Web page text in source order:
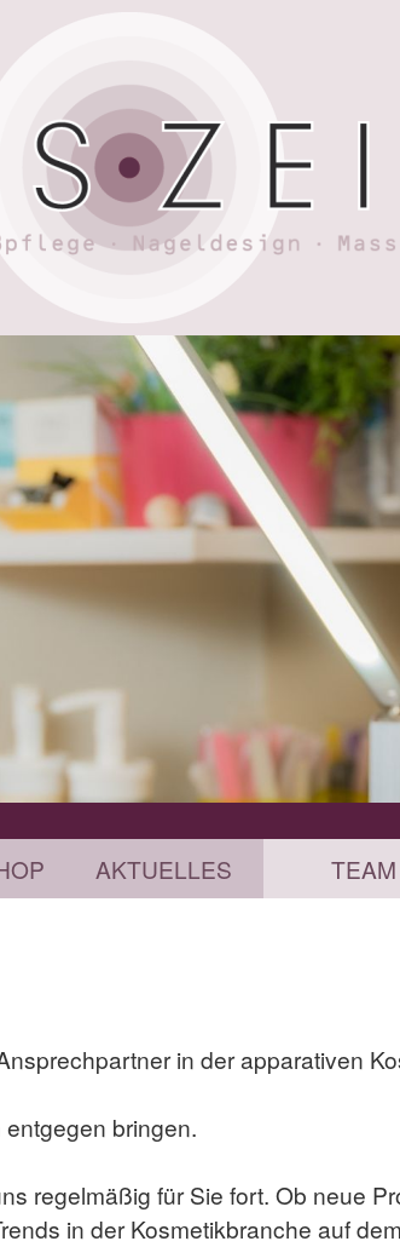
AKTUELLES TEAM
in der apparativen
bringen.
regelmäßig für Sie fort. Ob neue
in der Kosmetikbranche auf